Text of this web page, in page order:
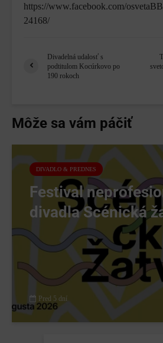
https://www.facebook.com/
24168/
Divadelná udalosť s
podtitulom Kocúrkovo po
190 rokoch
Môže sa vám páčiť
DIVADLO & PREDNES
Festival
divadla Scénická
Pred 5 dní